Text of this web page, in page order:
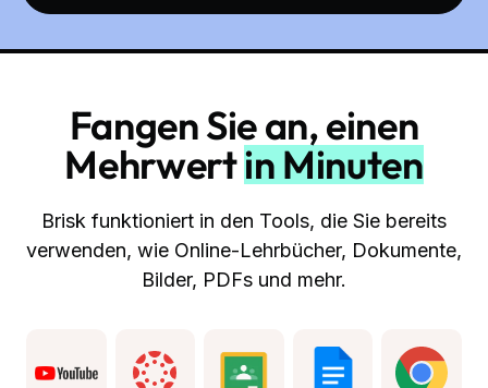
Fangen Sie an, einen
Mehrwertin Minuten
Brisk funktioniert in den Tools, die Sie bereits
verwenden, wie Online-Lehrbücher, Dokumente,
Bilder, PDFs und mehr.